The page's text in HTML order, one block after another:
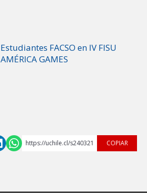
Estudiantes FACSO en IV FISU
AMÉRICA GAMES
https://uchile.cl/s240321 COPIAR